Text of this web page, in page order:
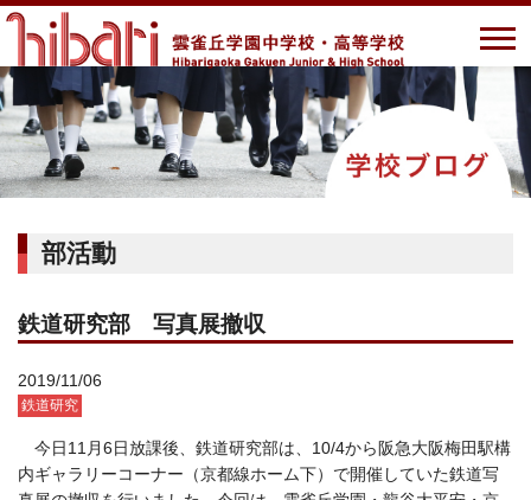
部活動
鉄道研究部 写真展撤収
2019/11/06
鉄道研究
今日11月6日放課後、鉄道研究部は、10/4から阪急大阪梅田駅構
内ギャラリーコーナー（京都線ホーム下）で開催していた鉄道写